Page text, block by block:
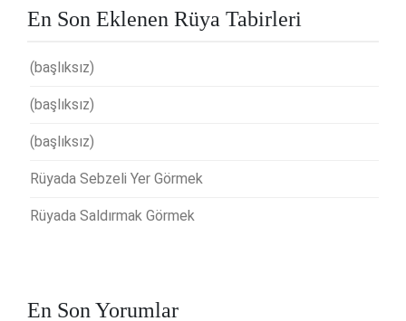
En Son Eklenen Rüya Tabirleri
(başlıksız)
(başlıksız)
(başlıksız)
Rüyada Sebzeli Yer Görmek
Rüyada Saldırmak Görmek
En Son Yorumlar